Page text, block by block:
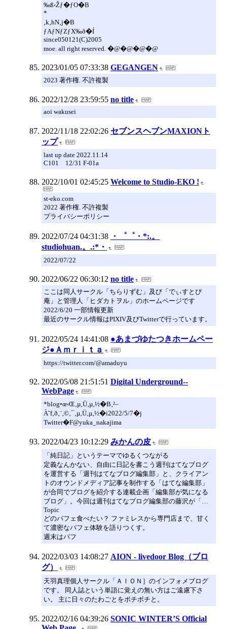
‰ß‹Žƒ�ƒO�B
*
‚k‚hN‚j�B
ƒAƒNƒZƒX‰ð�Í
since050121(C)2005
moe. all right reserved. �@�@�@�@
2023/01/05 07:33:38 GEGANGEN
2023 著作権. 不許複製
2022/12/28 23:59:55 no title
aoi wakusei
2022/11/18 22:02:26 セブンスヘブンMAXIONト
ップ
last up date 2022.11.14
C101 12/31 F-01a
2022/10/01 02:45:25 Welcome to Studio-EKO !
st-eko.com
2022 著作権. 不許複製
プライバシーポリシー
2022/07/24 04:31:38
・゜゜・*:.。
studiohuan.。.:*・
2022/07/22
2022/06/22 06:30:12 no title
ここは同人サークル「ちらりずむ」及び「でぃすとぴ
庵」と管理人「ヒダカトヲル」のホームページです
2022/6/20 一部情報更新
最近のサークル情報はPIXIV及びTwitterで行っています。
2022/05/24 14:41:08 ●あまづゆたつきホームペー
ジ●Ａｍｒｉｔａ
https://twitter.com/@amaduyu
2022/05/08 21:51:51 Digital Underground--
WebPage
*blog•œ‹Œ‚µ‚Ü‚µ‚½�B‚²–
À˜f‚ð‚¨‚©‚¯‚µ‚Ü‚µ‚½�i2022/5/7�j
Twitter�F@yuka_nakajima
2022/04/23 10:12:29 みかんの皮
「純日記」というテーマでゆるくつながる
定義なんかない、自由に日記を書こう週刊はてなブログ
を運営する「週刊はてなブログ編集部」と、クライアン
トのオウンドメディア記事を制作する「はてな編集部」
が合同でブログを紹介する連載企画「編集部が気になる
ブログ」。今回は週刊はてなブログ編集部の藤沢が「…
Topic
どのパフェ食べたい？ ファミレスから専門店まで、甘く
て濃密なパフェ体験を語りつくす。
週末はパフ
2022/03/03 14:08:27 AION - livedoor Blog（ブロ
グ）
天羽真理個人サークル「ＡＩＯＮ］のインフォメブログ
です。 同人誌という単語に覚えの無い方はご遠慮下さ
い。 主に日々のたわごとをボチボチと。
2022/02/16 04:39:26 SONIC WINTER’S Official